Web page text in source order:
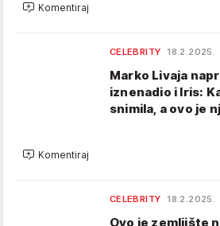
Komentiraj
CELEBRITY 18.2.2025.
Marko Livaja
iznenadio i Iris:
snimila, a ovo je
Komentiraj
CELEBRITY 18.2.2025.
Ovo je zemljište